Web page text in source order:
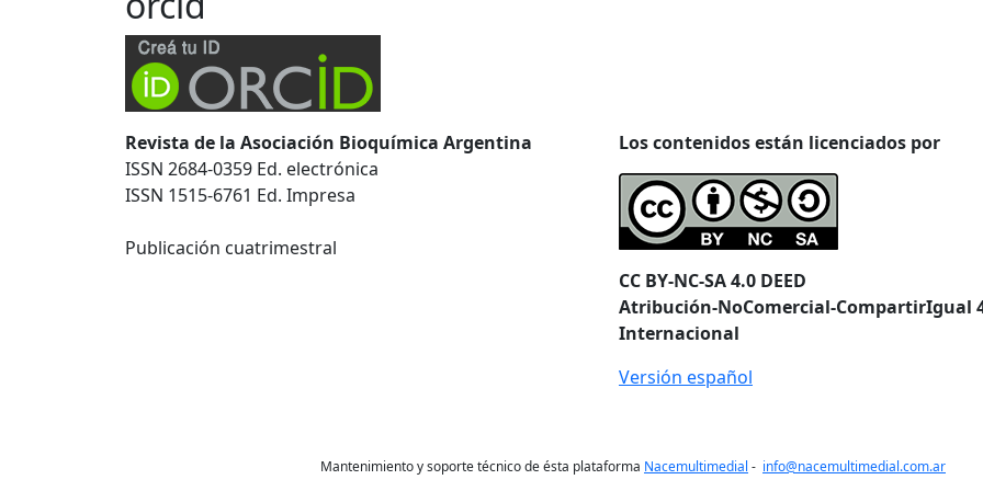
Revista de la Asociación Bioquímica Argentina
ISSN 2684-0359 Ed. electrónica
ISSN 1515-6761 Ed. Impresa
Publicación cuatrimestral
Los contenidos están licenciados por
CC BY-NC-SA 4.0 DEED
Atribución-NoComercial-CompartirIgual
Internacional
Versión español
Mantenimiento y soporte técnico de ésta plataforma Nacemultimedial - info@nacemultimedial.com.ar